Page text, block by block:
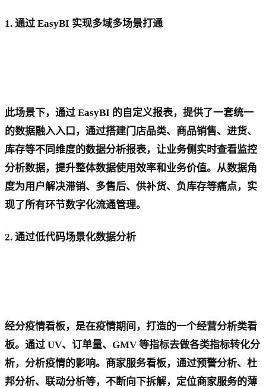
1. 通过 EasyBI 实现多域多场景打通
此场景下，通过 EasyBI 的自定义报表，提供了一套统一
的数据融入入口，通过搭建门店品类、商品销售、进货、
库存等不同维度的数据分析报表，让业务侧实时查看监控
分析数据，提升整体数据使用效率和业务价值。从数据角
度为用户解决滞销、多售后、供补货、负库存等痛点，实
现了所有环节数字化流通管理。
2. 通过低代码场景化数据分析
经分疫情看板，是在疫情期间，打造的一个经营分析类看
板。通过 UV、订单量、GMV 等指标去做各类指标转化分
析，分析疫情的影响。商家服务看板，通过预警分析、杜
邦分析、联动分析等，不断向下拆解，定位商家服务的薄